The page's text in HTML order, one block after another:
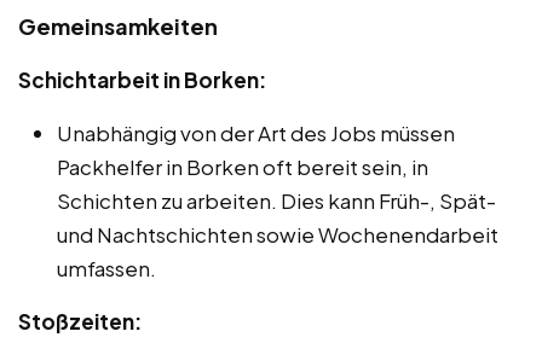
Gemeinsamkeiten
Schichtarbeit in Borken:
Unabhängig von der Art des Jobs müssen
Packhelfer in Borken oft bereit sein, in
Schichten zu arbeiten. Dies kann Früh-, Spät-
und Nachtschichten sowie Wochenendarbeit
umfassen.
Stoßzeiten: